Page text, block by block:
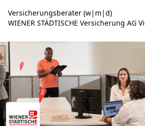
Versicherungsberater (w|m|d)